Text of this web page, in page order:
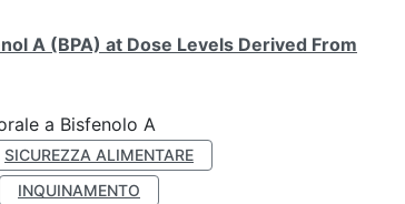
A (BPA) at Dose Levels Derived From
a Bisfenolo A
SICUREZZA ALIMENTARE
INQUINAMENTO